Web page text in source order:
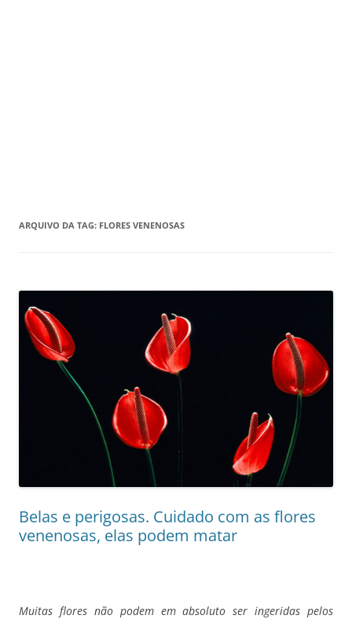
ARQUIVO DA TAG: FLORES VENENOSAS
Belas e perigosas. Cuidado com as flores
venenosas, elas podem matar
Muitas flores não podem em absoluto ser ingeridas pelos